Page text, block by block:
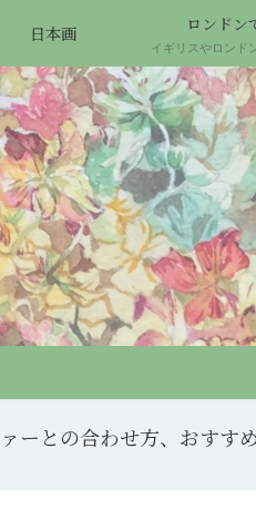
日本画 ロンドン
ーとの合わせ方、おすす